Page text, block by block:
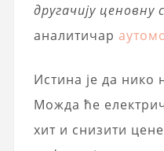
другачију ценовну
аналитичар
Истина је да нико
Можда ће
хит и снизити